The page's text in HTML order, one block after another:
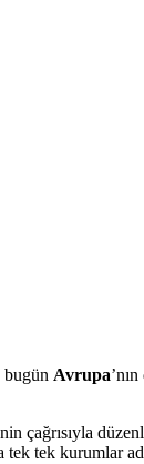
bugün Avrupa
çağrısıyla
tek kurumlar